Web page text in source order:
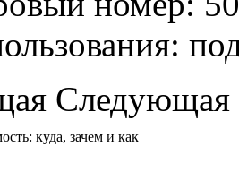
Следующая
куда, зачем и как